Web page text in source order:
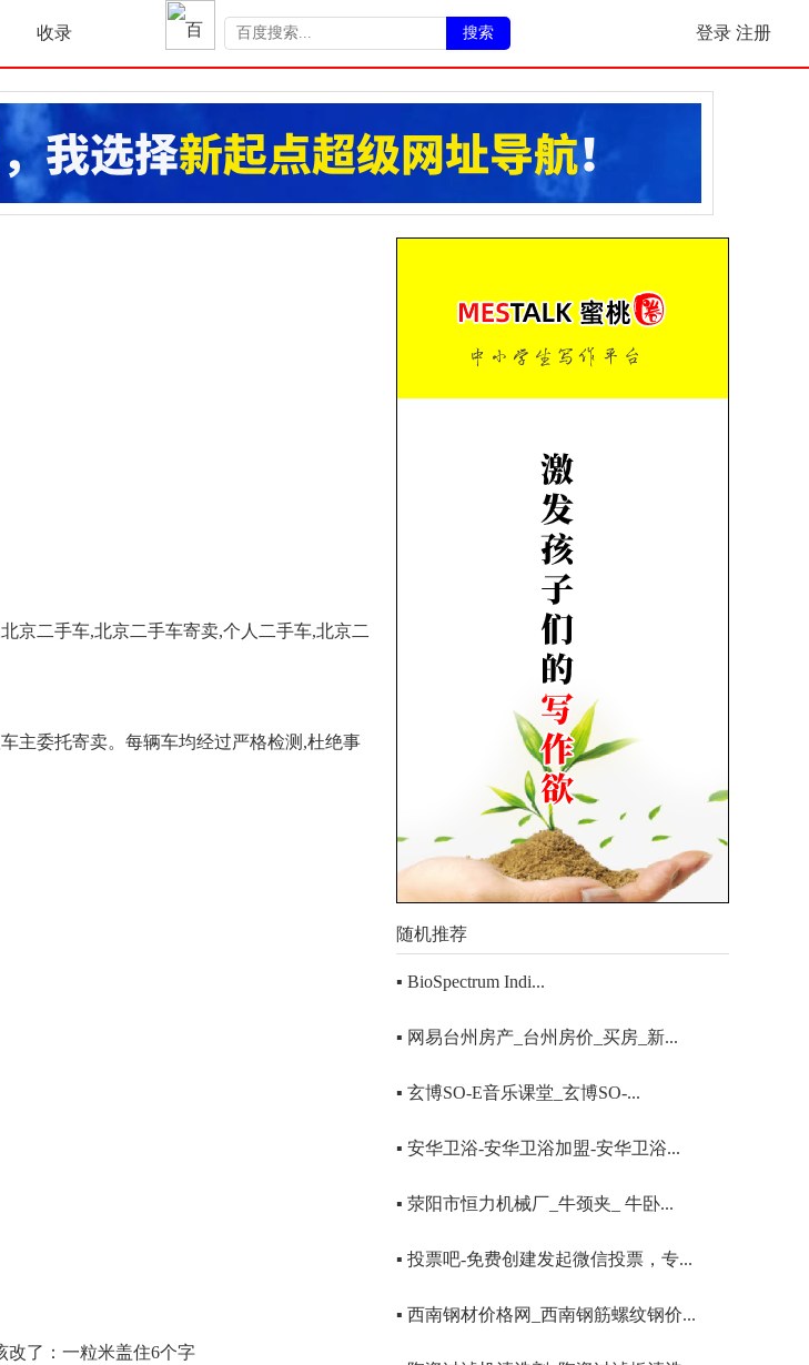
收录 搜索 登录 注册
北京二手车,北京二手车寄卖,个人二手车,北京二
主委托寄卖。每辆车均经过严格检测,杜绝事
改了：一粒米盖住6个字
随机推荐
▪ BioSpectrum Indi...
▪ 网易台州房产_台州房价_买房_新...
▪ 玄博SO-E音乐课堂_玄博SO-...
▪ 安华卫浴-安华卫浴加盟-安华卫浴...
▪ 荥阳市恒力机械厂_牛颈夹_ 牛卧...
▪ 投票吧-免费创建发起微信投票，专...
▪ 西南钢材价格网_西南钢筋螺纹钢价...